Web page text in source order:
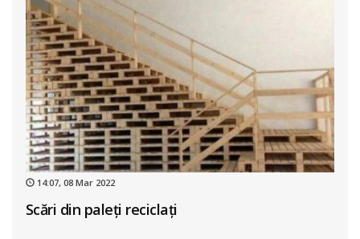
14:07, 08 Mar 2022
Scări din paleţi reciclaţi